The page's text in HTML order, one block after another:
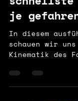
je
In diesem
schauen wir
Kinematik des
Performance,
sowie den